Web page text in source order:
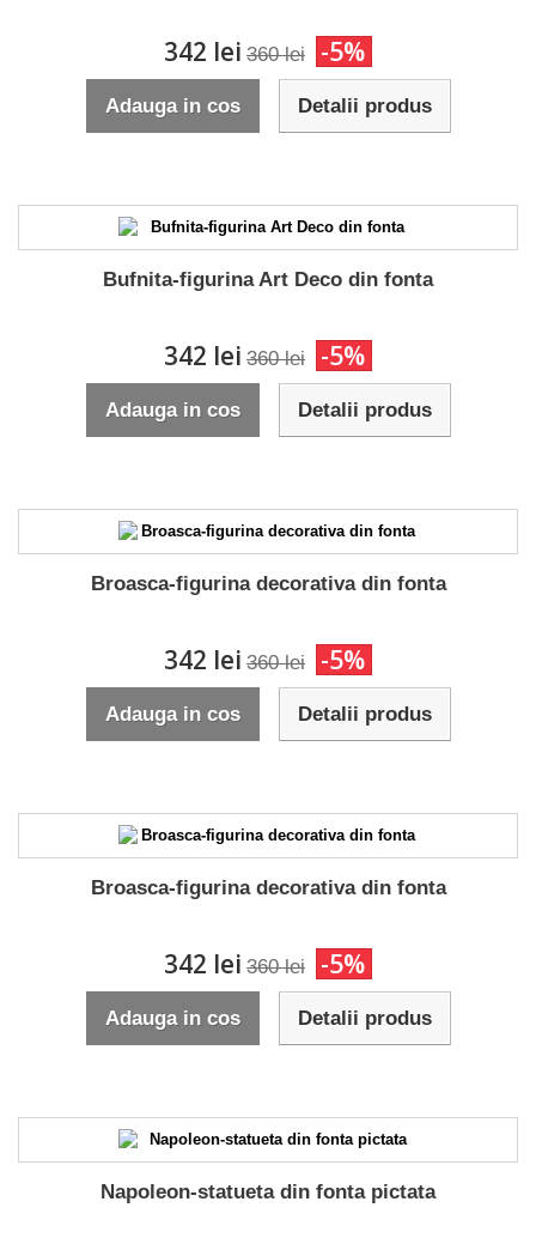
342 lei 360 lei -5%
Adauga in cos Detalii produs
Bufnita-figurina Art Deco din fonta
342 lei 360 lei -5%
Adauga in cos Detalii produs
Broasca-figurina decorativa din fonta
342 lei 360 lei -5%
Adauga in cos Detalii produs
Broasca-figurina decorativa din fonta
342 lei 360 lei -5%
Adauga in cos Detalii produs
Napoleon-statueta din fonta pictata